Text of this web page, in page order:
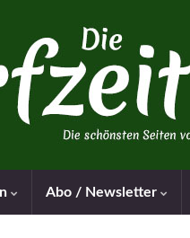
Abo / Newsletter